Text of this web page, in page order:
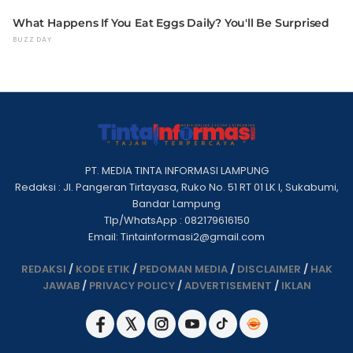
PT. MEDIA TINTA INFORMASI LAMPUNG
Redaksi : Jl. Pangeran Tirtayasa, Ruko No. 51 RT 01 LK I, Sukabumi,
Bandar Lampung
Tlp/WhatsApp : 082179616150
Email: Tintainformasi2@gmail.com
REDAKSI / KODE ETIK / PEDOMAN MEDIA/ DISCLAIMER / HAK
JAWAB/ PRIVACY POLICY/ADVERTISEMENT / IKLAN